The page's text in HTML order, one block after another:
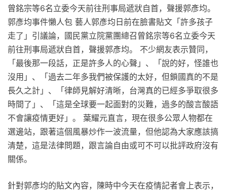
曾銘宗等6名立委今天前往刑事局遞狀自首，聲援郭彥均。
郭彥均事件懶人包 藝人郭彥均日前在臉書貼文「許多孩子
走了」引議論，國民黨立院黨團總召曾銘宗等6名立委今天
前往刑事局遞狀自首，聲援郭彥均。 不少網友表示贊同，
「最後那一段話，正是許多人的心聲」、「說的好，怪誰也
沒用」、「過去二年多我們被保護的太好，但鎖國真的不是
長久之計」、「律師見解好清晰，台灣真的已經多爭取很多
時間了」、「這是全球要一起面對的災難，過多的酸言酸語
不會讓疫情更好」。 葉耀元直言，現在很多公眾人物都在
選邊站，跟著這個風暴炒作一波流量，但他認為大家應該搞
清楚，這是法律問題，跟言論自由或可不可以批評政府沒有
關係。
針對郭彥均的貼文內容，陳時中今天在疫情記者會上表示，